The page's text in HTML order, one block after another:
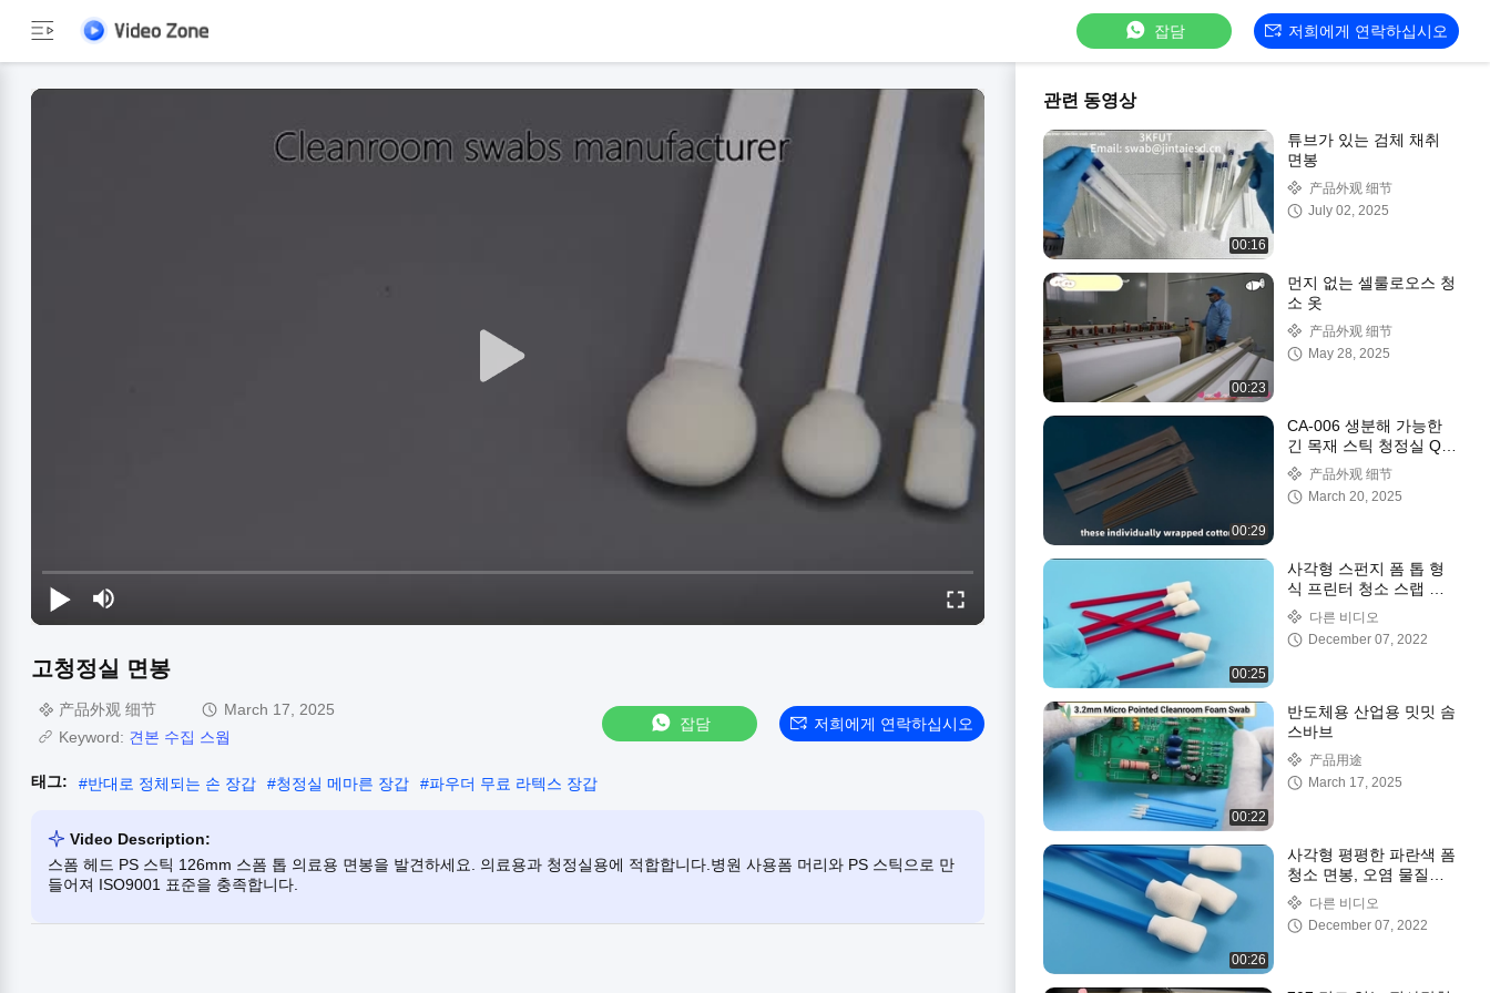
잡담 저희에게 연락하십시오
고청정실 면봉
产品外观 细节
March 17, 2025
Keyword: 견본 수집 스웝
잡담 저희에게 연락하십시오
태그: #반대로 정체되는 손 장갑 #청정실 메마른 장갑 #파우더 무료 라텍스 장갑
Video Description:
스폼 헤드 PS 스틱 126mm 스폼 톱 의료용 면봉을 발견하세요. 의료용과 청정실용에 적합합니다.병원 사용폼 머리와 PS 스틱으로 만
들어져 ISO9001 표준을 충족합니다.
관련 동영상
00:16
튜브가 있는 검체 채취
면봉
产品外观 细节
July 02, 2025
00:23
먼지 없는 셀룰로오스 청
소 옷
产品外观 细节
May 28, 2025
00:29
CA-006 생분해 가능한
긴 목재 스틱 청정실 Q
팁 산업용 면화 잎 청소
스랩 스틱
产品外观 细节
March 20, 2025
00:25
사각형 스펀지 폼 톱 형
식 프린터 청소 스랩 린
트 무료다른 비디오
December 07, 2022
00:22
반도체용 산업용 밋밋 솜
스바브
产品用途
March 17, 2025
00:26
사각형 평평한 파란색 폼
청소 면봉, 오염 물질의
빠른 흡수 가능
다른 비디오
December 07, 2022